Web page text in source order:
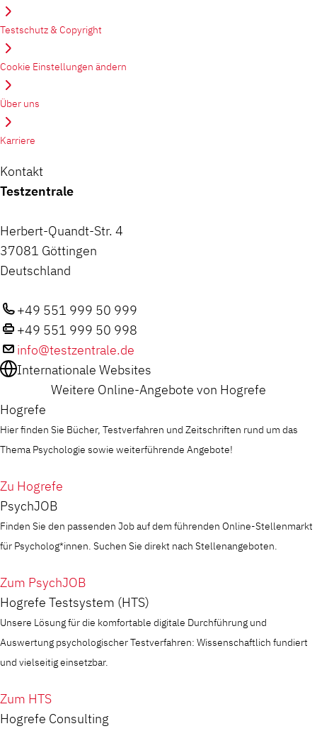
Testschutz & Copyright
Cookie Einstellungen ändern
Über uns
Karriere
Kontakt
Testzentrale
Herbert-Quandt-Str. 4
37081 Göttingen
Deutschland
+49 551 999 50 999
+49 551 999 50 998
info@testzentrale.de
Internationale Websites
Weitere Online-Angebote von Hogrefe
Hogrefe
Hier finden Sie Bücher, Testverfahren und Zeitschriften rund um das
Thema Psychologie sowie weiterführende Angebote!
Zu Hogrefe
PsychJOB
Finden Sie den passenden Job auf dem führenden Online-Stellenmarkt
für Psycholog*innen. Suchen Sie direkt nach Stellenangeboten.
Zum PsychJOB
Hogrefe Testsystem (HTS)
Unsere Lösung für die komfortable digitale Durchführung und
Auswertung psychologischer Testverfahren: Wissenschaftlich fundiert
und vielseitig einsetzbar.
Zum HTS
Hogrefe Consulting